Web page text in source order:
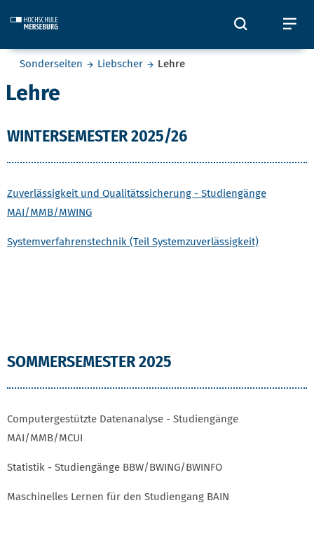
Öffnet
Sie befinden sich hier:
Sonderseiten Liebscher Lehre
Lehre
WINTERSEMESTER 2025/26
Zuverlässigkeit und Qualitätssicherung - Studiengänge
MAI/MMB/MWING
Systemverfahrenstechnik (Teil Systemzuverlässigkeit)
SOMMERSEMESTER 2025
Computergestützte Datenanalyse - Studiengänge
MAI/MMB/MCUI
Statistik - Studiengänge BBW/BWING/BWINFO
Maschinelles Lernen für den Studiengang BAIN